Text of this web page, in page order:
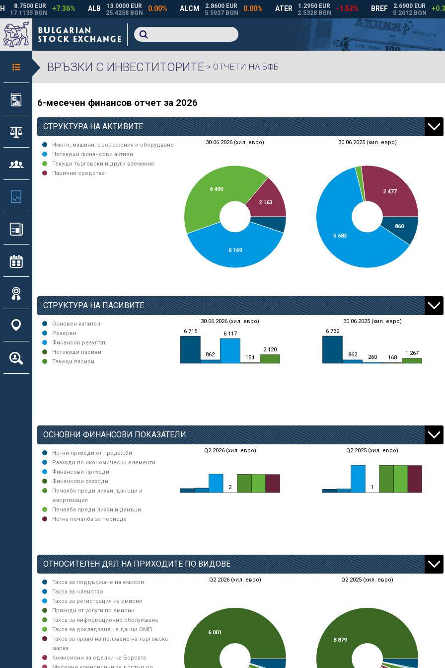
ВРЪЗКИ С ИНВЕСТИТОРИТЕ-> ОТЧЕТИ НА БФБ
6-месечен финансов отчет за 2026
СТРУКТУРА НА АКТИВИТЕ
Имоти, машини, съоръжения и оборудване
Нетекущи финансови активи
Текущи търговски и други вземания
Парични средства
30.06.2026 (хил. евро)
6 169
6 490
2 163
30.06.2025 (хил. евро)
860
5 683
2 477
СТРУКТУРА НА ПАСИВИТЕ
Основен капитал
Резерви
Финансов резултат
Нетекущи пасиви
Текущи пасиви
30.06.2026 (хил. евро)
6 715
862
6 117
154
2 120
30.06.2025 (хил. евро)
6 732
862 260 168
1 267
ОСНОВНИ ФИНАНСОВИ ПОКАЗАТЕЛИ
Нетни приходи от продажби
Разходи по икономически елементи
Финансови приходи
Финансови разходи
Печалба преди лихви, данъци и
амортизация
Печалба преди лихви и данъци
Нетна печалба за периода
Q2 2026 (хил. евро)
2
Q2 2025 (хил. евро)
1
ОТНОСИТЕЛЕН ДЯЛ НА ПРИХОДИТЕ ПО ВИДОВЕ
Такса за поддържане на емисии
Такса за членство
Такса за регистрация на емисии
Приходи от услуги по емисии
Такса за информационно обслужване
Такса за докладване на данни ОМП
Такса за право на ползване на търговска
марка
Комисиони за сделки на Борсата
Q2 2026 (хил. евро)
6 001
Q2 2025 (хил. евро)
8 879